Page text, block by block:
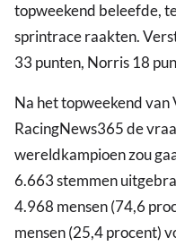
topweekend beleefde,
sprintrace raakten.
33 punten, Norris 18
Na het topweekend van
RacingNews365 de
wereldkampioen zou
6.663 stemmen
4.968 mensen (74,6
mensen (25,4 procent)